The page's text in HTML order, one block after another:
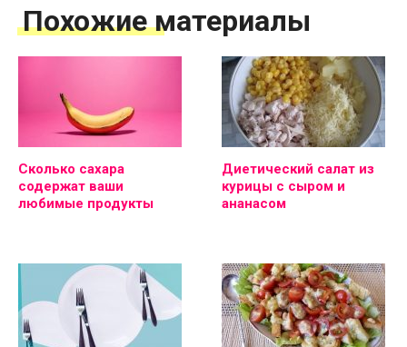
Похожие материалы
Сколько сахара
содержат ваши
любимые продукты
Диетический салат из
курицы с сыром и
ананасом